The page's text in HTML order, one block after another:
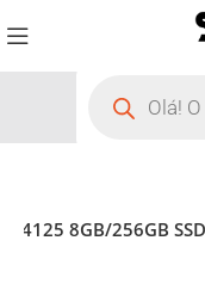
J4125 8GB/256GB